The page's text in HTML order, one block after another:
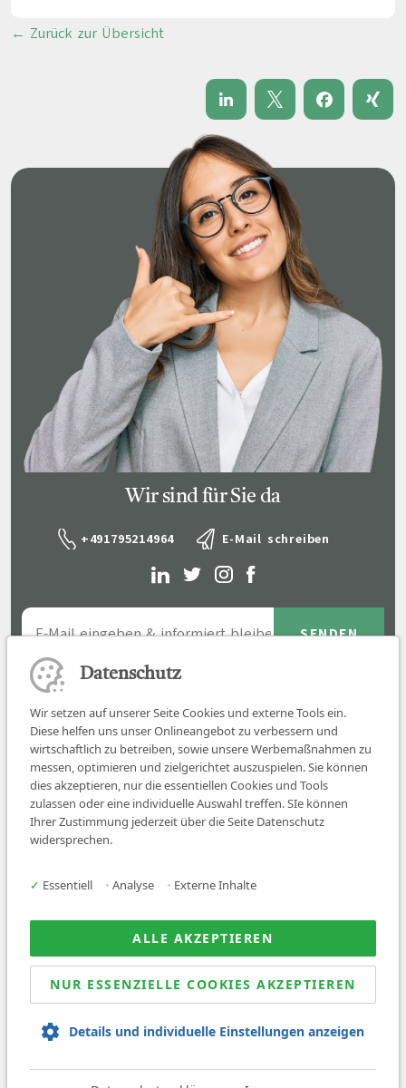
← Zurück zur Übersicht
Wir sind für Sie da
+491795214964 E-Mail schreiben
Job finden
Über uns
News
© 2026 Sanovetis. All rights reserved.
Datenschutz
Wir setzen auf unserer Seite Cookies und externe Tools ein.
Diese helfen uns unser Onlineangebot zu verbessern und
wirtschaftlich zu betreiben, sowie unsere Werbemaßnahmen zu
messen, optimieren und zielgerichtet auszuspielen. Sie können
dies akzeptieren, nur die essentiellen Cookies und Tools
zulassen oder eine individuelle Auswahl treffen. SIe können
Ihrer Zustimmung jederzeit über die Seite Datenschutz
widersprechen.
✓ Essentiell • Analyse • Externe Inhalte
ALLE AKZEPTIEREN
NUR ESSENZIELLE COOKIES AKZEPTIEREN
Details und individuelle Einstellungen anzeigen